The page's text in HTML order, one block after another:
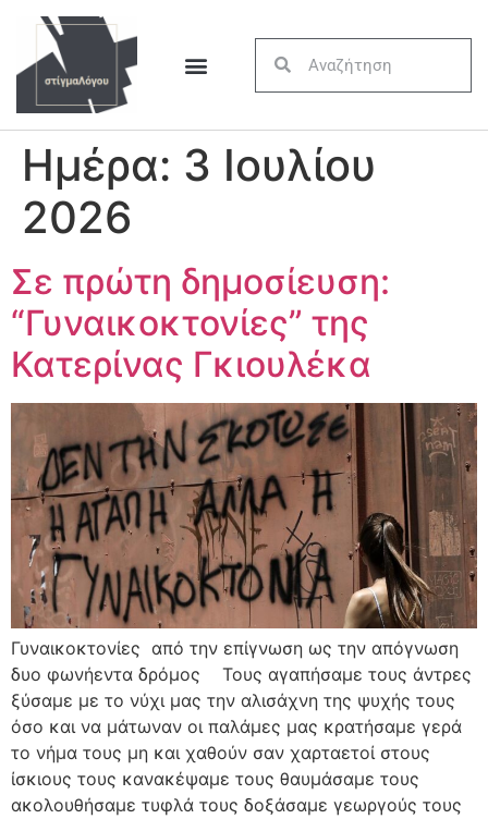
Ημέρα: 3 Ιουλίου
2026
Σε πρώτη δημοσίευση:
“Γυναικοκτονίες” της
Κατερίνας Γκιουλέκα
Γυναικοκτονίες από την επίγνωση ως την απόγνωση
δυο φωνήεντα δρόμος Τους αγαπήσαμε τους άντρες
ξύσαμε με το νύχι μας την αλισάχνη της ψυχής τους
όσο και να μάτωναν οι παλάμες μας κρατήσαμε γερά
το νήμα τους μη και χαθούν σαν χαρταετοί στους
ίσκιους τους κανακέψαμε τους θαυμάσαμε τους
ακολουθήσαμε τυφλά τους δοξάσαμε γεωργούς τους